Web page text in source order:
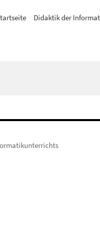
Didaktik der